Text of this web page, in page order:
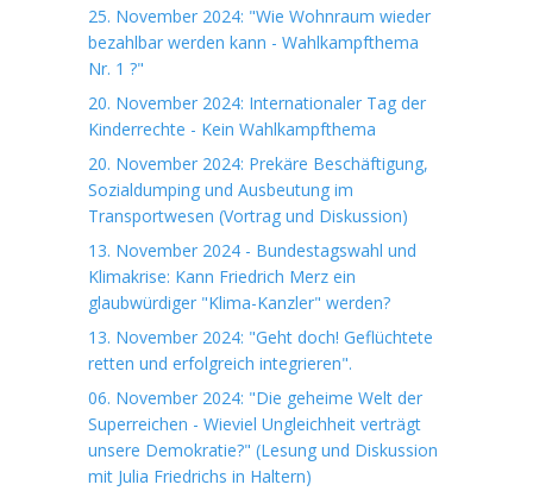
25. November 2024: "Wie Wohnraum wieder
bezahlbar werden kann - Wahlkampfthema
Nr. 1 ?"
20. November 2024: Internationaler Tag der
Kinderrechte - Kein Wahlkampfthema
20. November 2024: Prekäre Beschäftigung,
Sozialdumping und Ausbeutung im
Transportwesen (Vortrag und Diskussion)
13. November 2024 - Bundestagswahl und
Klimakrise: Kann Friedrich Merz ein
glaubwürdiger "Klima-Kanzler" werden?
13. November 2024: "Geht doch! Geflüchtete
retten und erfolgreich integrieren".
06. November 2024: "Die geheime Welt der
Superreichen - Wieviel Ungleichheit verträgt
unsere Demokratie?" (Lesung und Diskussion
mit Julia Friedrichs in Haltern)